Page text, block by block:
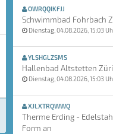
OWRQQIKFJJ
Schwimmbad Fohrbach
Dienstag, 04.08.2026, 15:03
YLSHGLZSMS
Hallenbad Altstetten
Dienstag, 04.08.2026, 15:03
XJLXTRQWWQ
Therme Erding -
Form an